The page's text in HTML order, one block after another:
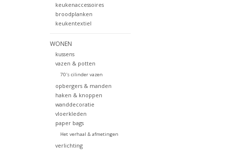
keukenaccessoires
broodplanken
keukentextiel
WONEN
kussens
vazen & potten
70's cilinder vazen
opbergers & manden
haken & knoppen
wanddecoratie
vloerkleden
paper bags
Het verhaal & afmetingen
verlichting